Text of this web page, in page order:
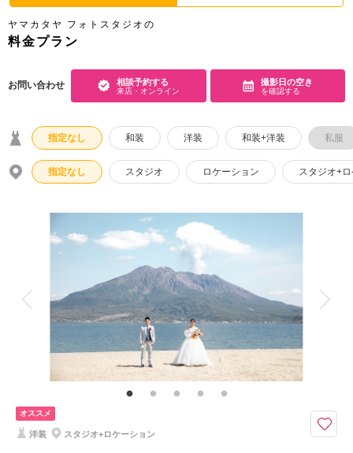
衣装 ムービー
オプション
アクセス/TEL スタジオトップ
ヤマカタヤ フォトスタジオの
料金プラン
お問い合わせ 相談予約する
来店・オンライン
撮影日の空き
を確認する
指定なし 和装 洋装 和装+洋装 私服
指定なし スタジオ ロケーション スタジオ+
オススメ
洋装 スタジオ+ロケーション